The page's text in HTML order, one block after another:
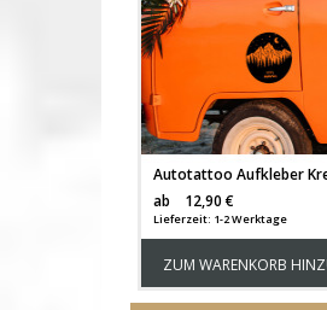
ab
12,90 €
Lieferzeit: 1-2 Werktage
ZUM WARENKORB